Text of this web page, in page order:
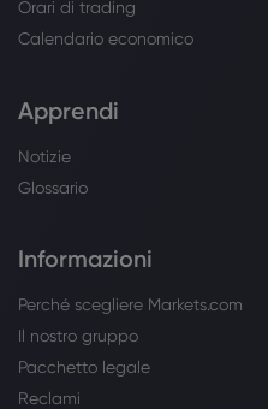
Orari di trading
Calendario economico
Apprendi
Notizie
Glossario
Informazioni
Perché scegliere Markets.com
Il nostro gruppo
Pacchetto legale
Reclami